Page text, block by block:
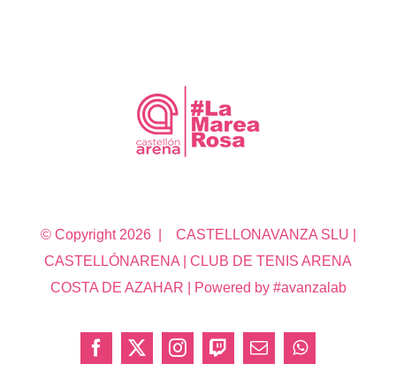
© Copyright 2026 | CASTELLONAVANZA SLU |
CASTELLÓNARENA | CLUB DE TENIS ARENA
COSTA DE AZAHAR | Powered by #avanzalab
Facebook
X InstagramTwitchCorreoWhatsApp